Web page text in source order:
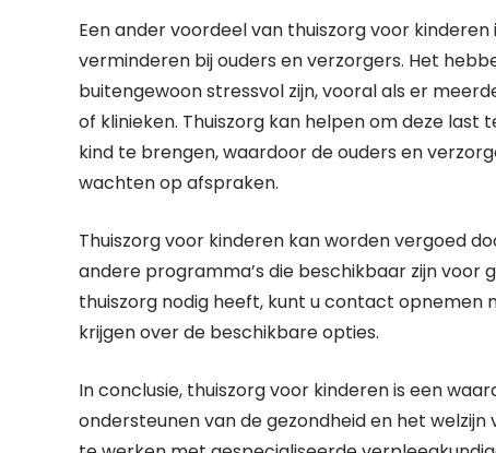
Een ander voordeel van thuiszorg voor
verminderen bij ouders en verzorgers. Het
buitengewoon stressvol zijn, vooral als er
of klinieken. Thuiszorg kan helpen om deze
kind te brengen, waardoor de ouders en
wachten op afspraken.
Thuiszorg voor kinderen kan worden vergoed
andere programma’s die beschikbaar zijn voor
thuiszorg nodig heeft, kunt u contact
krijgen over de beschikbare opties.
In conclusie, thuiszorg voor kinderen is een
ondersteunen van de gezondheid en het